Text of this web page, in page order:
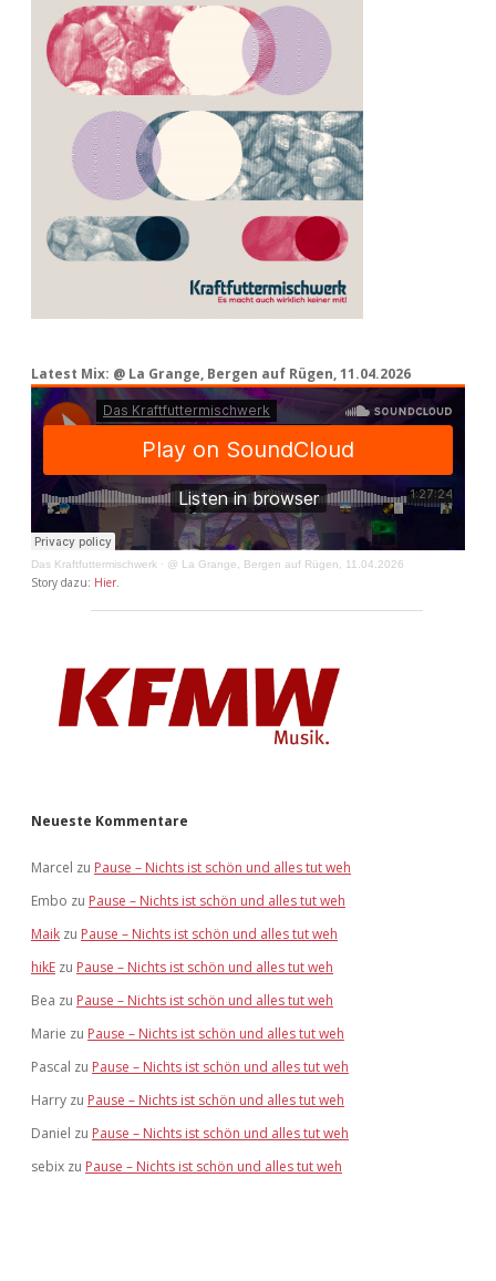
Latest Mix: @ La Grange, Bergen auf Rügen, 11.04.2026
Das Kraftfuttermischwerk · @ La Grange, Bergen auf Rügen, 11.04.2026
Story dazu: Hier.
Neueste Kommentare
Marcel zu Pause – Nichts ist schön und alles tut weh
Embo zu Pause – Nichts ist schön und alles tut weh
Maik zu Pause – Nichts ist schön und alles tut weh
hikE zu Pause – Nichts ist schön und alles tut weh
Bea zu Pause – Nichts ist schön und alles tut weh
Marie zu Pause – Nichts ist schön und alles tut weh
Pascal zu Pause – Nichts ist schön und alles tut weh
Harry zu Pause – Nichts ist schön und alles tut weh
Daniel zu Pause – Nichts ist schön und alles tut weh
sebix zu Pause – Nichts ist schön und alles tut weh